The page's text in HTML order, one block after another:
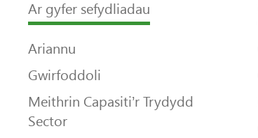
Ar gyfer sefydliadau
Ariannu
Gwirfoddoli
Meithrin Capasiti’r Trydydd
Sector